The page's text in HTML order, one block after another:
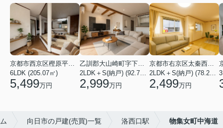
京都市西京区樫原平田町
6LDK (205.07㎡)
5,499万円
乙訓郡大山崎町字下植野小字寺門
2LDK＋S(納戸) (92.74㎡)
2,999万円
京都市右京区太秦西野町
2LDK＋S(納戸) (78.21㎡)
2,499万円
向日市の戸建(売買)一覧 洛西口駅 物集女町中海道